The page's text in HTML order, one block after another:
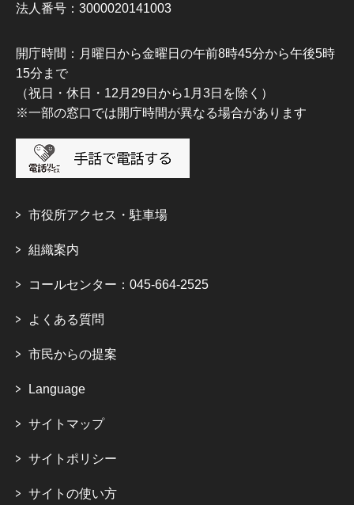
法人番号：3000020141003
開庁時間：月曜日から金曜日の午前8時45分から午後5時
15分まで
（祝日・休日・12月29日から1月3日を除く）
※一部の窓口では開庁時間が異なる場合があります
市役所アクセス・駐車場
組織案内
コールセンター：045-664-2525
よくある質問
市民からの提案
Language
サイトマップ
サイトポリシー
サイトの使い方